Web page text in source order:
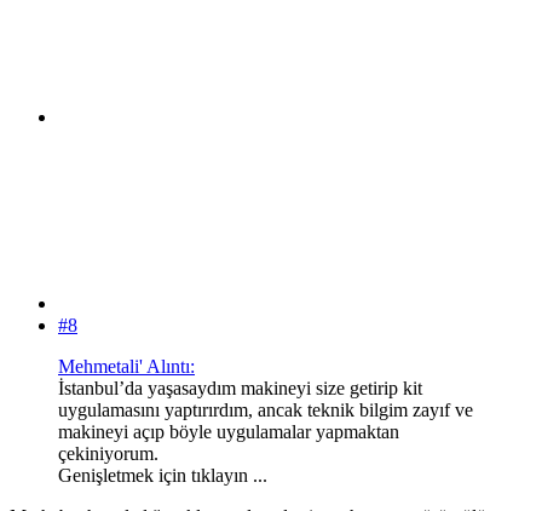
#8
Mehmetali' Alıntı:
İstanbul’da yaşasaydım makineyi size getirip kit
uygulamasını yaptırırdım, ancak teknik bilgim zayıf ve
makineyi açıp böyle uygulamalar yapmaktan
çekiniyorum.
Genişletmek için tıklayın ...